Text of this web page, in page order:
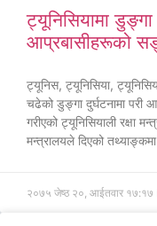
ट्यूनिसियामा
आप्रबासीहरूको
ट्यूनिस, ट्यूनिसिया,
चढेको डुङ्गा दुर्घटनामा परी
गरीएको ट्यूनिसियाली रक्षा
मन्त्रालयले दिएको
२०७५ जेष्ठ २०, आईतवार १७:१७